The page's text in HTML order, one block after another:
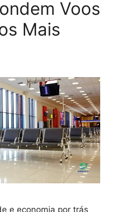
Voos
Mais
e economia por trás